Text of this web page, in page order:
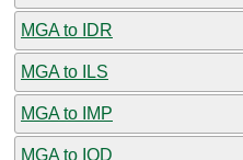
MGA to IDR
MGA to ILS
MGA to IMP
MGA to IQD